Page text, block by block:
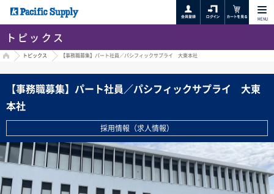
MENU
トピックス
HOME トピックス 【事務職募集】パート社員／パシフィックサプライ 大東本社
【事務職募集】パート社員／パシフィックサプライ 大東
本社
採用情報（求人情報）